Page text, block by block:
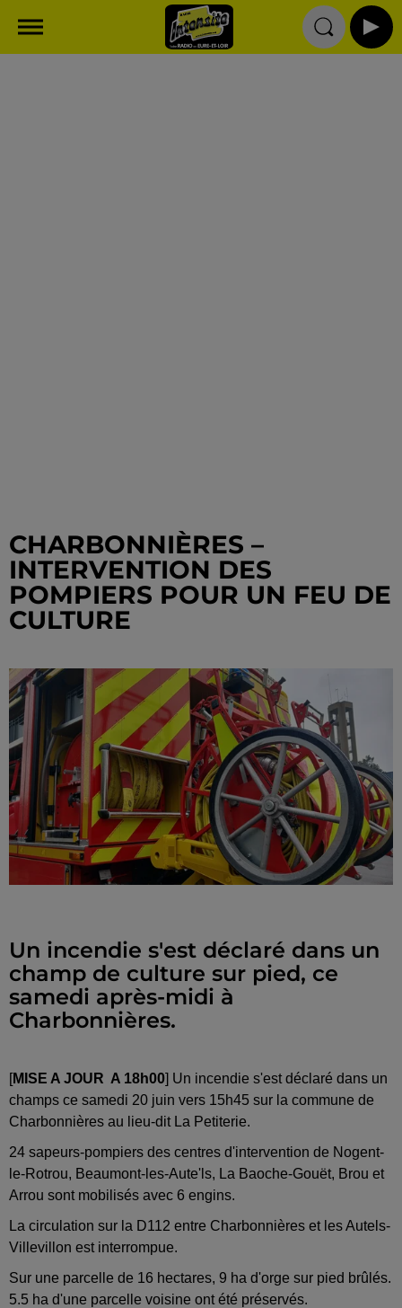
CHARBONNIÈRES –
INTERVENTION DES
POMPIERS POUR UN FEU DE
CULTURE
Un incendie s'est déclaré dans un
champ de culture sur pied, ce
samedi après-midi à
Charbonnières.
[MISE A JOUR A 18h00] Un incendie s'est déclaré dans un
champs ce samedi 20 juin vers 15h45 sur la commune de
Charbonnières au lieu-dit La Petiterie.
24 sapeurs-pompiers des centres d'intervention de Nogent-
le-Rotrou, Beaumont-les-Aute'ls, La Baoche-Gouët, Brou et
Arrou sont mobilisés avec 6 engins.
La circulation sur la D112 entre Charbonnières et les Autels-
Villevillon est interrompue.
Sur une parcelle de 16 hectares, 9 ha d'orge sur pied brûlés.
5.5 ha d'une parcelle voisine ont été préservés.